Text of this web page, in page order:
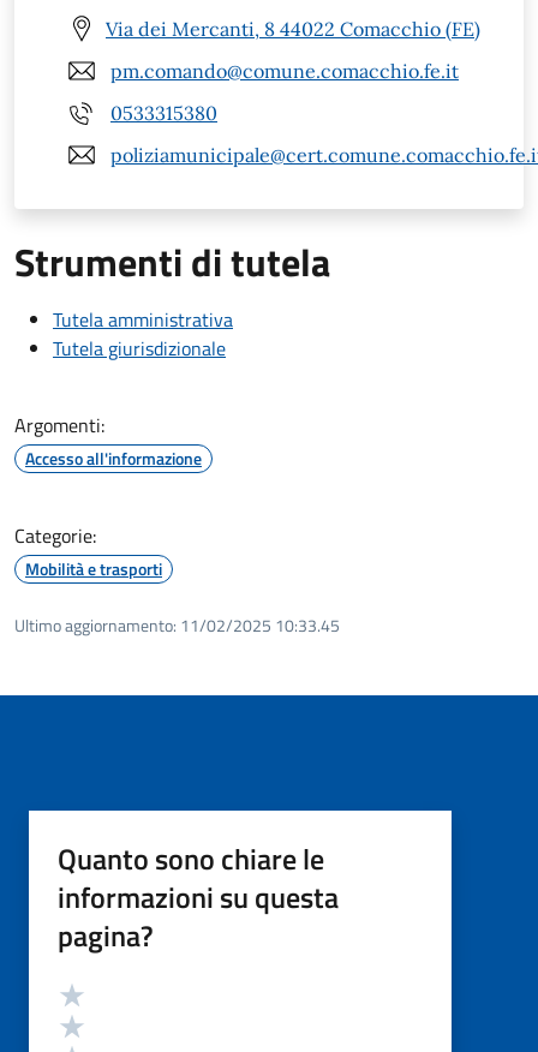
Via dei Mercanti, 8 44022 Comacchio (FE)
pm.comando@comune.comacchio.fe.it
0533315380
Strumenti di tutela
Tutela amministrativa
Tutela giurisdizionale
Argomenti:
Accesso all'informazione
Categorie:
Mobilità e trasporti
Ultimo aggiornamento: 11/02/2025 10:33.45
Quanto sono chiare le
informazioni su questa
pagina?
Valutazione